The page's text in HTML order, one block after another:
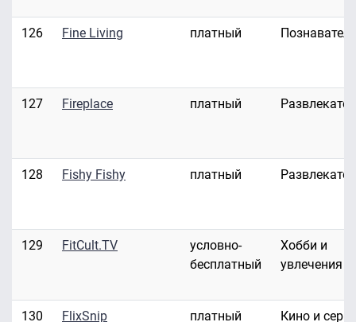
126 Fine Living платный
127 Fireplace платный
128 Fishy Fishy платный
129 FitCult.TV
условно-
бесплатный
Хобби и
увлечения
130 FlixSnip платный Кино и